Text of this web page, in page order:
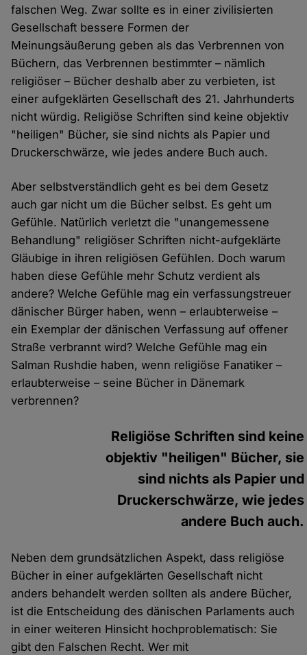
falschen Weg. Zwar sollte es in einer zivilisierten
Gesellschaft bessere Formen der
Meinungsäußerung geben als das Verbrennen von
Büchern, das Verbrennen bestimmter – nämlich
religiöser – Bücher deshalb aber zu verbieten, ist
einer aufgeklärten Gesellschaft des 21. Jahrhunderts
nicht würdig. Religiöse Schriften sind keine objektiv
"heiligen" Bücher, sie sind nichts als Papier und
Druckerschwärze, wie jedes andere Buch auch.
Aber selbstverständlich geht es bei dem Gesetz
auch gar nicht um die Bücher selbst. Es geht um
Gefühle. Natürlich verletzt die "unangemessene
Behandlung" religiöser Schriften nicht-aufgeklärte
Gläubige in ihren religiösen Gefühlen. Doch warum
haben diese Gefühle mehr Schutz verdient als
andere? Welche Gefühle mag ein verfassungstreuer
dänischer Bürger haben, wenn – erlaubterweise –
ein Exemplar der dänischen Verfassung auf offener
Straße verbrannt wird? Welche Gefühle mag ein
Salman Rushdie haben, wenn religiöse Fanatiker –
erlaubterweise – seine Bücher in Dänemark
verbrennen?
Religiöse Schriften sind keine
objektiv "heiligen" Bücher, sie
sind nichts als Papier und
Druckerschwärze, wie jedes
andere Buch auch.
Neben dem grundsätzlichen Aspekt, dass religiöse
Bücher in einer aufgeklärten Gesellschaft nicht
anders behandelt werden sollten als andere Bücher,
ist die Entscheidung des dänischen Parlaments auch
in einer weiteren Hinsicht hochproblematisch: Sie
gibt den Falschen Recht. Wer mit